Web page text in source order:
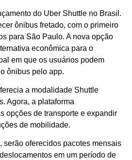
do Uber Shuttle no Brasil.
ônibus fretado, com o primeiro
para São Paulo. A nova opção
econômica para o
em que os usuários podem
ônibus pelo app.
a modalidade Shuttle
Agora, a plataforma
opções de transporte e expandir
de mobilidade.
serão oferecidos pacotes mensais
em um período de